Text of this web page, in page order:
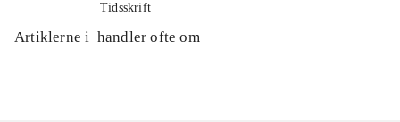
Tidsskrift
Artiklerne i handler ofte om